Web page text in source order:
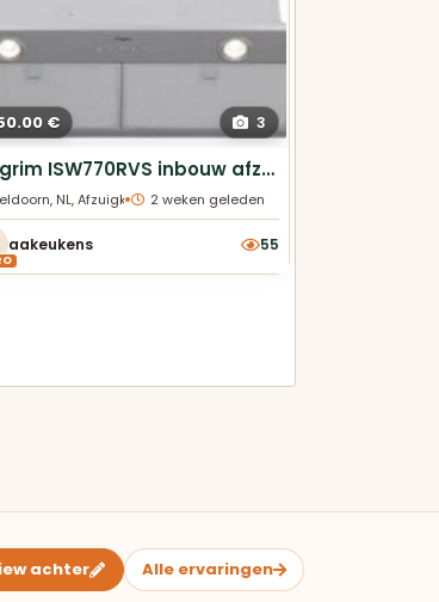
€ 3
Pelgrim ISW770RVS inbouw afzuigkap 70cm nieuw
NL, Afzuigkappen
• 2 weken geleden
aakeukens 55
achter Alle ervaringen